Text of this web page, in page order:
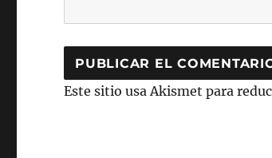
Este sitio usa Akismet para